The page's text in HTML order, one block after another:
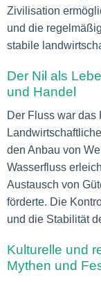
Zivilisation
und die
stabile
Der Nil als
und Handel
Der Fluss war das
den Anbau von
Wasserfluss
Austausch von
förderte. Die
und die Stabilität
Kulturelle und
Mythen und